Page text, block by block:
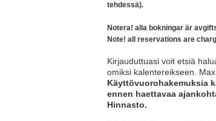
tehdessä).
Notera! alla bokningar är
Note! all reservations are
Kirjauduttuasi voit etsiä
omiksi kalentereikseen.
Käyttövuorohakemuksia
ennen haettavaa
Hinnasto.